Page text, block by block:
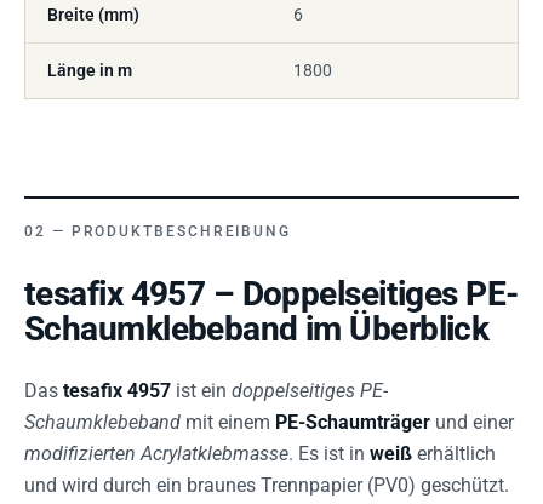
Breite (mm) 6
Länge in m 1800
PRODUKTBESCHREIBUNG
tesafix 4957 – Doppelseitiges PE-
Schaumklebeband im Überblick
Das tesafix 4957 ist ein doppelseitiges PE-
Schaumklebeband mit einem PE-Schaumträger und einer
modifizierten Acrylatklebmasse. Es ist in weiß erhältlich
und wird durch ein braunes Trennpapier (PV0) geschützt.